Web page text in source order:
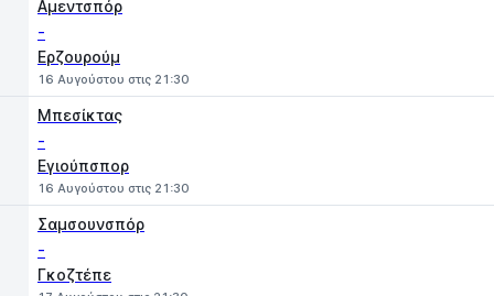
Αμεντσπόρ
-
Ερζουρούμ
16 Αυγούστου στις 21:30
Μπεσίκτας
-
Εγιούπσπορ
16 Αυγούστου στις 21:30
Σαμσουνσπόρ
-
Γκοζτέπε